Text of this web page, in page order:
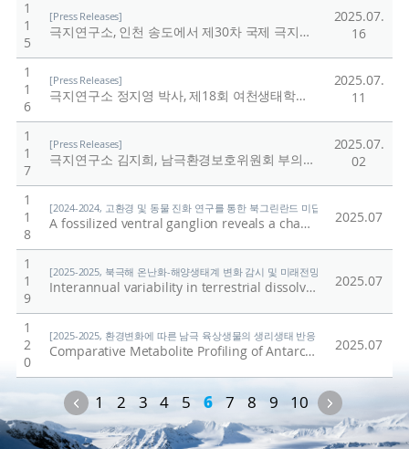
1
1
5
[Press Releases]
극지연구소, 인천 송도에서 제30차 국제 극지과학 심포지엄 개최
2025.07.
16
1
1
6
[Press Releases]
극지연구소 정지영 박사, 제18회 여천생태학상 수상 /
2025.07.
11
1
1
7
[Press Releases]
극지연구소 김지희, 남극환경보호위원회 부의장 선출 /
2025.07.
02
1
1
8
[2024-2024, 고환경 및 동물 진화 연구를 통한 북그린란드 미답지 진출 (24-24) / 박
A fossilized ventral ganglion reveals a chaetognath affinity for Cambrian nectocaridids 2025.07
1
1
9
[2025-2025, 북극해 온난화-해양생태계 변화 감시 및 미래전망 연구 (25-25) / 양은
Interannual variability in terrestrial dissolved organic matter advection to the eastern East Siberian Sea under contrasting Beaufort Gyre conditions 2025.07
1
2
0
[2025-2025, 환경변화에 따른 남극 육상생물의 생리생태 반응 규명 (25-25) / 이형
Comparative Metabolite Profiling of Antarctic and Korean Mosses: Insights into Adaptation Mechanisms of Antarctic Moss Species 2025.07
Previous
1 2 3 4 5 6 7 8 9 10